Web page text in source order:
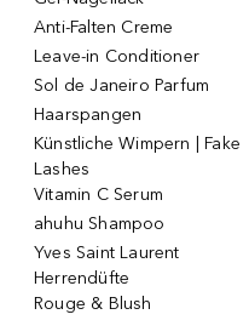
Anti-Falten Creme
Leave-in Conditioner
Sol de Janeiro Parfum
Haarspangen
Künstliche Wimpern | Fake
Lashes
Vitamin C Serum
ahuhu Shampoo
Yves Saint Laurent
Herrendüfte
Rouge & Blush